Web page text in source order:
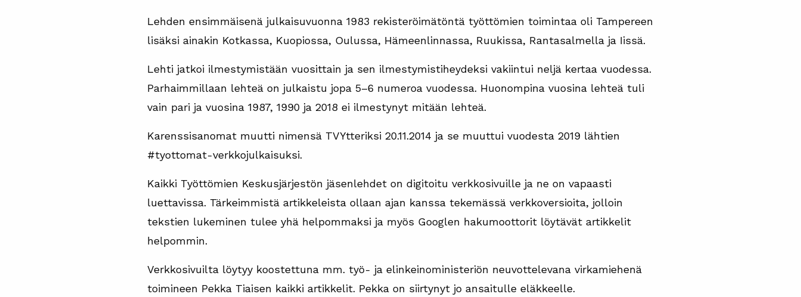
Lehden ensimmäisenä julkaisuvuonna 1983 rekisteröimätöntä työttömien toimintaa oli Tampereen
lisäksi ainakin Kotkassa, Kuopiossa, Oulussa, Hämeenlinnassa, Ruukissa, Rantasalmella ja Iissä.
Lehti jatkoi ilmestymistään vuosittain ja sen ilmestymistiheydeksi vakiintui neljä kertaa vuodessa.
Parhaimmillaan lehteä on julkaistu jopa 5–6 numeroa vuodessa. Huonompina vuosina lehteä tuli
vain pari ja vuosina 1987, 1990 ja 2018 ei ilmestynyt mitään lehteä.
Karenssisanomat muutti nimensä TVYtteriksi 20.11.2014 ja se muuttui vuodesta 2019 lähtien
#tyottomat-verkkojulkaisuksi.
Kaikki Työttömien Keskusjärjestön jäsenlehdet on digitoitu verkkosivuille ja ne on vapaasti
luettavissa. Tärkeimmistä artikkeleista ollaan ajan kanssa tekemässä verkkoversioita, jolloin
tekstien lukeminen tulee yhä helpommaksi ja myös Googlen hakumoottorit löytävät artikkelit
helpommin.
Verkkosivuilta löytyy koostettuna mm. työ- ja elinkeinoministeriön neuvottelevana virkamiehenä
toimineen Pekka Tiaisen kaikki artikkelit. Pekka on siirtynyt jo ansaitulle eläkkeelle.